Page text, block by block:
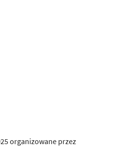
organizowane przez